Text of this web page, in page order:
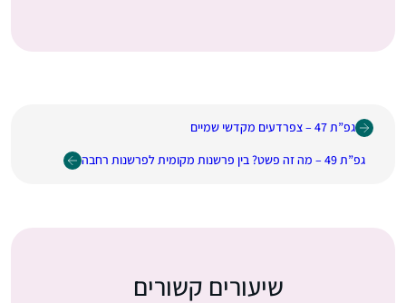
גפ”ת 47 – צפרדעים מקדשי שמיים
גפ”ת 49 – מה זה פשט? בין פרשנות מקומית לפרשנות רחבה
שיעורים קשורים